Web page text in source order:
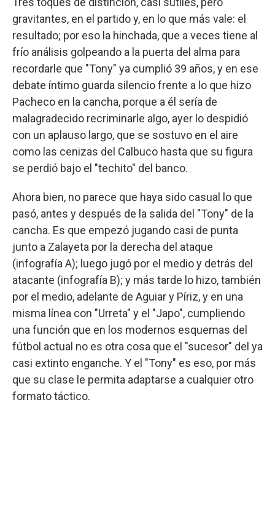
gravitantes, en el partido y, en lo que más vale: el
resultado; por eso la hinchada, que a veces tiene al
frío análisis golpeando a la puerta del alma para
recordarle que "Tony" ya cumplió 39 años, y en ese
debate íntimo guarda silencio frente a lo que hizo
Pacheco en la cancha, porque a él sería de
malagradecido recriminarle algo, ayer lo despidió
con un aplauso largo, que se sostuvo en el aire
como las cenizas del Calbuco hasta que su figura
se perdió bajo el "techito" del banco.
Ahora bien, no parece que haya sido casual lo que
pasó, antes y después de la salida del "Tony" de la
cancha. Es que empezó jugando casi de punta
junto a Zalayeta por la derecha del ataque
(infografía A); luego jugó por el medio y detrás del
atacante (infografía B); y más tarde lo hizo, también
por el medio, adelante de Aguiar y Píriz, y en una
misma línea con "Urreta" y el "Japo", cumpliendo
una función que en los modernos esquemas del
fútbol actual no es otra cosa que el "sucesor" del ya
casi extinto enganche. Y el "Tony" es eso, por más
que su clase le permita adaptarse a cualquier otro
formato táctico.